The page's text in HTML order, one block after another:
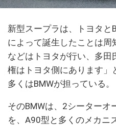
新型スープラは、トヨタと
によって誕生したことは
などはトヨタが行い、多田
権はトヨタ側にあります
多くはBMWが担っている。
そのBMWは、2シーターオ
を、A90型と多くのメカニ